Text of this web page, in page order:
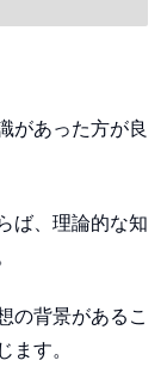
があった方が良
ば、理論的な知
の背景があるこ
ます。